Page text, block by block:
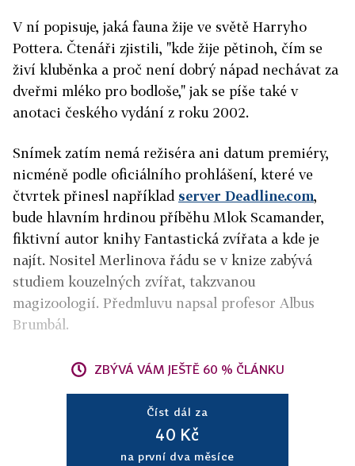
V ní popisuje, jaká fauna žije ve světě Harryho
Pottera. Čtenáři zjistili, "kde žije pětinoh, čím se
živí kluběnka a proč není dobrý nápad nechávat za
dveřmi mléko pro bodloše," jak se píše také v
anotaci českého vydání z roku 2002.
Snímek zatím nemá režiséra ani datum premiéry,
nicméně podle oficiálního prohlášení, které ve
čtvrtek přinesl například server Deadline.com,
bude hlavním hrdinou příběhu Mlok Scamander,
fiktivní autor knihy Fantastická zvířata a kde je
najít. Nositel Merlinova řádu se v knize zabývá
studiem kouzelných zvířat, takzvanou
magizoologií. Předmluvu napsal profesor Albus
Brumbál.
ZBÝVÁ VÁM JEŠTĚ 60 % ČLÁNKU
Číst dál za
40 Kč
na první dva měsíce